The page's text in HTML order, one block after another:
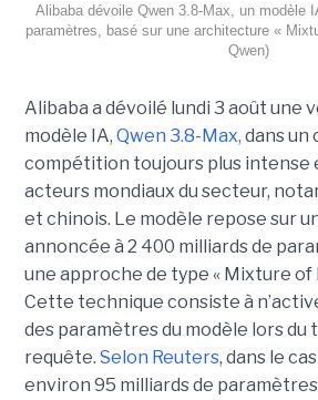
Alibaba dévoile Qwen 3.8-Max, un modèle
paramètres, basé sur une architecture «
Qwen)
Alibaba a dévoilé lundi 3 août une
modèle IA, Qwen 3.8-Max, dans un
compétition toujours plus intense
acteurs mondiaux du secteur,
et chinois. Le modèle repose sur
annoncée à 2 400 milliards de
une approche de type « Mixture of
Cette technique consiste à
des paramètres du modèle lors du
requête. Selon Reuters, dans le
environ 95 milliards de